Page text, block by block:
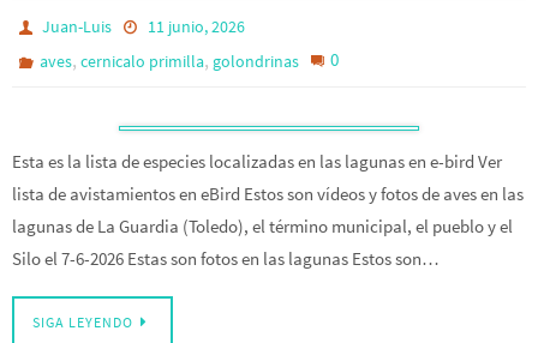
Juan-Luis
11 junio, 2026
aves,cernicalo primilla, golondrinas 0
Esta es la lista de especies localizadas en las lagunas en e-bird Ver
lista de avistamientos en eBird Estos son vídeos y fotos de aves en las
lagunas de La Guardia (Toledo), el término municipal, el pueblo y el
Silo el 7-6-2026 Estas son fotos en las lagunas Estos son…
SIGA LEYENDO